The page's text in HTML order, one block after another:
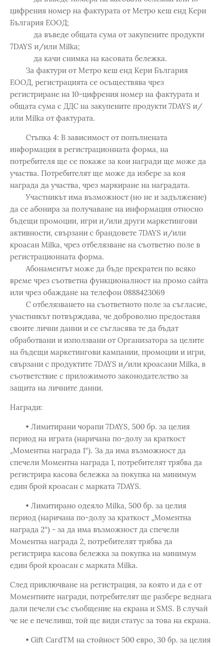
цифрения номер на фактурата от Метро кеш енд Кери
България ЕООД;
да въведе общата сума от закупените продукти
7DAYS и/или Milka;
да качи снимка на касовата бележка.
За фактури от Метро кеш енд Кери България
ЕООД, регистрацията се осъществява чрез
регистриране на 10-цифрения номер на фактурата и
общата сума с ДДС на закупените продукти 7DAYS и/
или Milka от фактурата.
Стъпка 4: В зависимост от попълнената
информация в регистрационната форма, на
потребителя ще се покаже за кои награди ще може да
участва. Потребителят ще може да избере за коя
награда да участва, чрез маркиране на наградата.
Участникът има възможност (но не и задължение)
да се абонира за получаване на информация относно
бъдещи промоции, игри и/или други маркетингови
активности, свързани с брандовете 7DAYS и/или
кроасан Milka, чрез отбелязване на съответно поле в
регистрационната форма.
Абонаментът може да бъде прекратен по всяко
време чрез съответна функционалност на промо сайта
или чрез обаждане на телефон 0888423069
С отбелязването на съответното поле за съгласие,
участникът потвърждава, че доброволно предоставя
своите лични данни и се съгласява те да бъдат
обработвани и използвани от Организатора за целите
на бъдещи маркетингови кампании, промоции и игри,
свързани с продуктите 7DAYS и/или кроасани Milka, в
съответствие с приложимото законодателство за
защита на личните данни.
Награди:
• Лимитирани чорапи 7DAYS, 500 бр. за целия
период на играта (наричана по-долу за краткост
„Моментна награда 1“). За да има възможност да
спечели Моментна награда 1, потребителят трябва да
регистрира касова бележка за покупка на минимум
един брой кроасан с марката 7DAYS.
• Лимитирано одеяло Milka, 500 бр. за целия
период (наричана по-долу за краткост „Моментна
награда 2“) - за да има възможност да спечели
Моментна награда 2, потребителят трябва да
регистрира касова бележка за покупка на минимум
един брой кроасан с марката Milka.
След приключване на регистрация, за която и да е от
Mоментните награди, потребителят ще разбере веднага
дали печели със съобщение на екрана и SMS. В случай
че не е печеливш, той ще види статус за това на екрана.
• Gift CardTM на стойност 500 евро, 30 бр. за целия